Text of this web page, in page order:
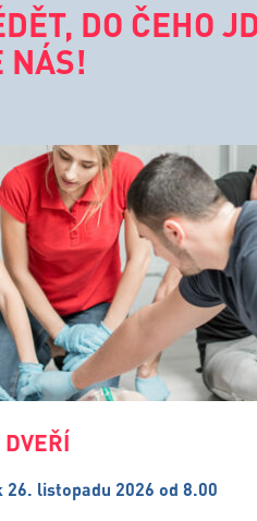
DO ČEHO
NÁS!
listopadu 2026 od 8.00